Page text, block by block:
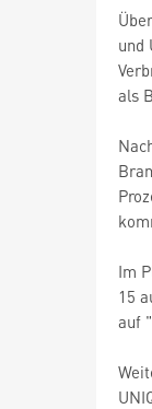
und
als
Im
15
auf